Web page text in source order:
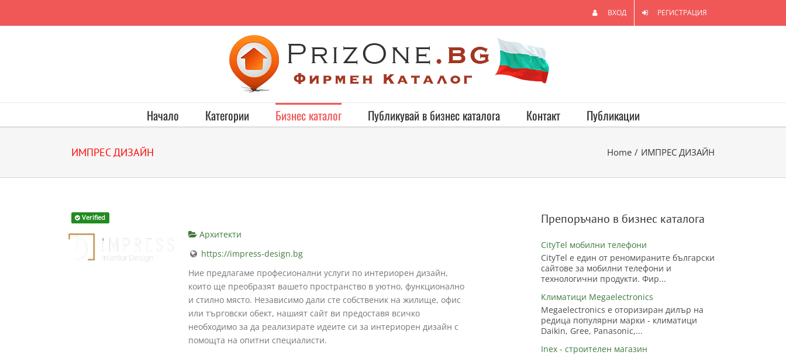
ВХОД РЕГИСТРАЦИЯ
Начало Категории Бизнес каталог Публикувай в бизнес каталога Контакт Публикации
ИМПРЕС ДИЗАЙН Home / ИМПРЕС ДИЗАЙН
Verified
Архитекти
https://impress-design.bg
Ние предлагаме професионални услуги по интериорен дизайн,
които ще преобразят вашето пространство в уютно, функционално
и стилно място. Независимо дали сте собственик на жилище, офис
или търговски обект, нашият сайт ви предоставя всичко
необходимо за да реализирате идеите си за интериорен дизайн с
помощта на опитни специалисти.
Препоръчано в бизнес каталога
CityTel мобилни телефони
CityTel е един от реномираните български
сайтове за мобилни телефони и
технологични продукти. Фир...
Климатици Megaelectronics
Megaelectronics е оторизиран дилър на
редица популярни марки - климатици
Daikin, Gree, Panasonic,...
Inex - строителен магазин